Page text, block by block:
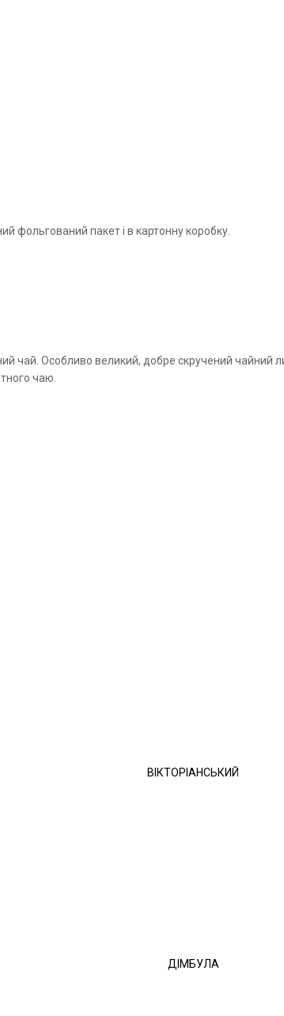
фольгований пакет і в картонну коробку.
чай. Особливо великий, добре скручений чайний
чаю.
ВІКТОРІАНСЬКИЙ
ДІМБУЛА